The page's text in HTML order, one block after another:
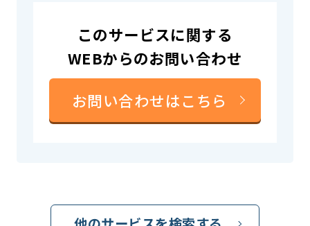
このサービスに関する
WEBからのお問い合わせ
お問い合わせはこちら